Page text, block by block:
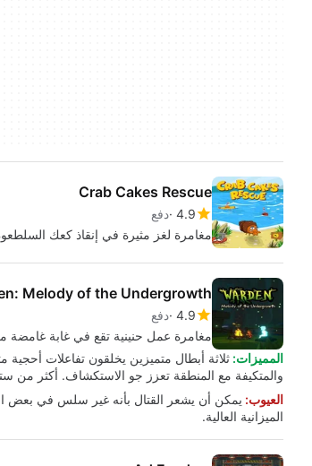
Crab Cakes Rescue
4.9 دفع
مغامرة لغز مثيرة في إنقاذ كعك
Melody of the Undergrowth
4.9 دفع
مغامرة عمل حنينية تقع في غابة غامضة
المميزات: ثلاثة أبطال متميزين يخلقون تفاعلات أحجية
والمتكيفة مع المنطقة تعزز جو الاستكشاف. أكثر من
العيوب:
الميزانية العالية.